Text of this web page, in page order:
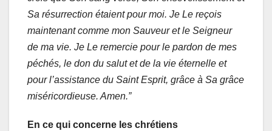
Sa résurrection étaient pour moi. Je Le reçois
maintenant comme mon Sauveur et le Seigneur
de ma vie. Je Le remercie pour le pardon de mes
péchés, le don du salut et de la vie éternelle et
pour l’assistance du Saint Esprit, grâce à Sa grâce
miséricordieuse. Amen.”
En ce qui concerne les chrétiens